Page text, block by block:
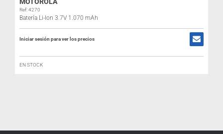
Ref: 4270
Batería Li-Ion 3.7V 1.070 mAh
Iniciar sesión para ver los precios
EN STOCK